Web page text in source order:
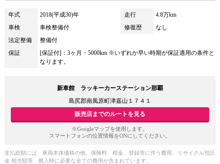
年式 2018(平成30)年 走行
4.8万km
車検
車検整備付 修復歴
なし
法定整備
整備付
保証
[保証付]：3ヶ月・5000km ※いずれか早い時期が保証適用の条件と
なります。
新車館 ラッキーカーステーション那覇
島尻郡南風原町津嘉山１７４１
販売店までのルートを見る
※Googleマップを使用します。
スマートフォンの位置情報をONにしてください。
支払総額には、車両本体価格の他、保険料、税金、登録等に伴う費用、リサイクル預託
金 相当額等、購入時に必要な全ての費用が含まれています。